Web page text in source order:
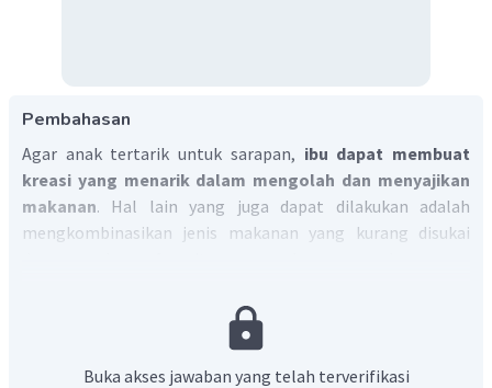
Pembahasan
Agar anak tertarik untuk sarapan, ibu dapat membuat
kreasi yang menarik dalam mengolah dan menyajikan
makanan. Hal lain yang juga dapat dilakukan adalah
mengkombinasikan jenis makanan yang kurang disukai
membuat kreasi yang menarik dalam mengolah dan
Buka akses jawaban yang telah terverifikasi